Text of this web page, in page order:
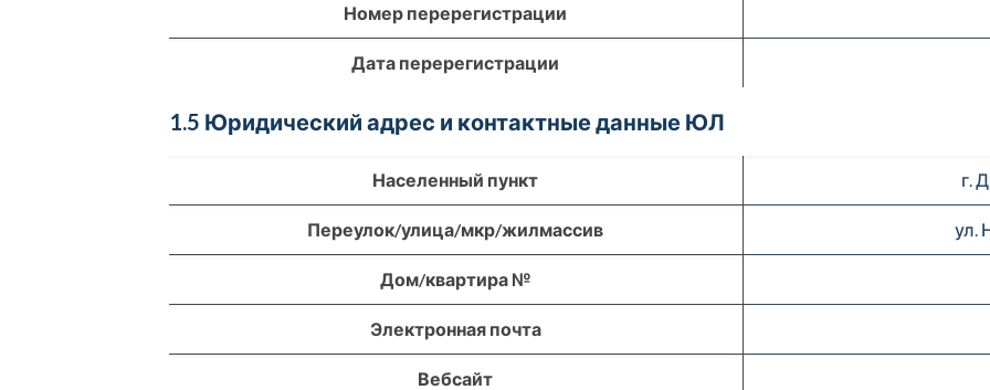
Номер перерегистрации
Дата перерегистрации
1.5 Юридический адрес и контактные данные ЮЛ
Населенный пункт г.
Переулок/улица/мкр/жилмассив ул.
Дом/квартира №
Электронная почта
Вебсайт